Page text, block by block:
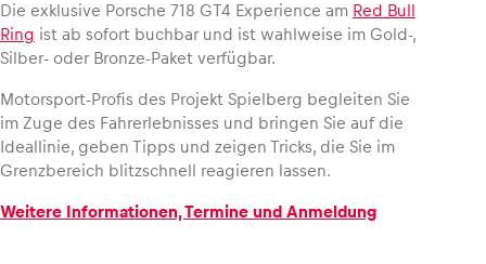
Die exklusive Porsche 718 GT4 Experience am Red Bull
Ring ist ab sofort buchbar und ist wahlweise im Gold-,
Silber- oder Bronze-Paket verfügbar.
Motorsport-Profis des Projekt Spielberg begleiten Sie
im Zuge des Fahrerlebnisses und bringen Sie auf die
Ideallinie, geben Tipps und zeigen Tricks, die Sie im
Grenzbereich blitzschnell reagieren lassen.
Weitere Informationen, Termine und Anmeldung